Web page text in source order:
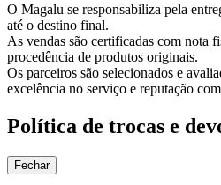
O Magalu se responsabiliza pela
até o destino final.
As vendas são certificadas com nota
procedência de produtos originais.
Os parceiros são selecionados e
excelência no serviço e reputação
Política de trocas e
Fechar